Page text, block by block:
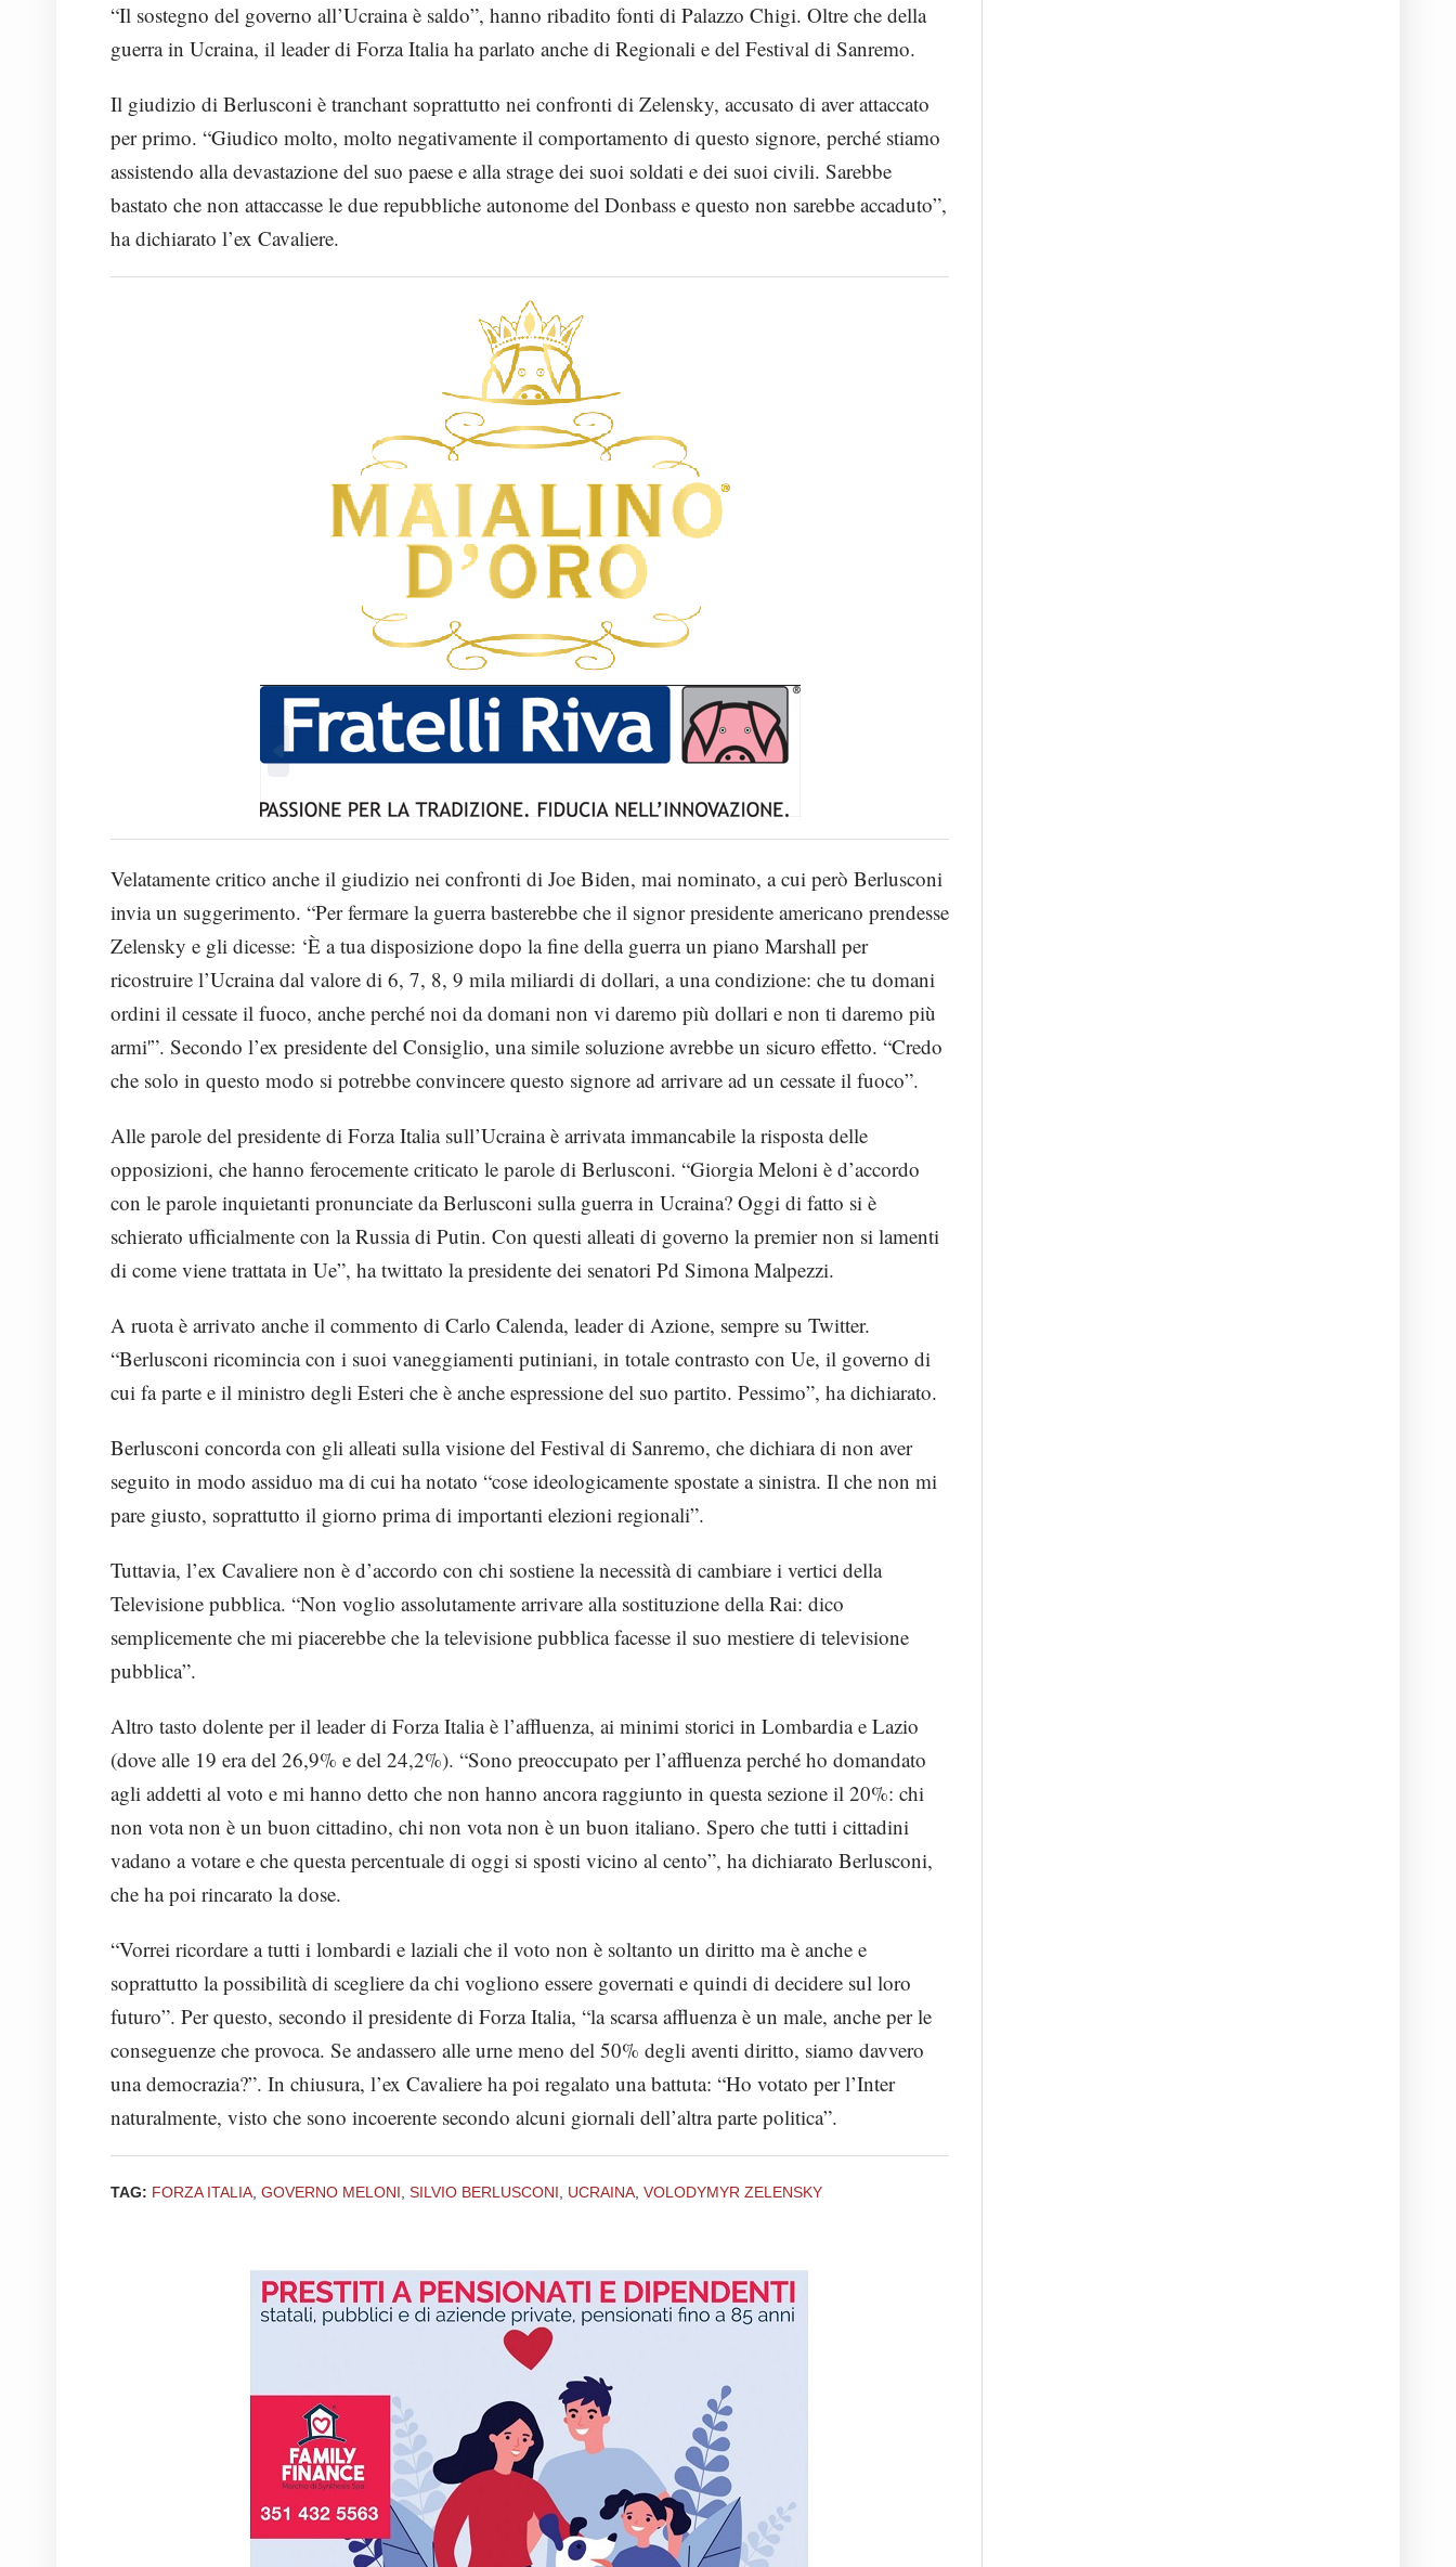
“Il sostegno del governo all’Ucraina è saldo”, hanno ribadito fonti di Palazzo Chigi. Oltre che della
guerra in Ucraina, il leader di Forza Italia ha parlato anche di Regionali e del Festival di Sanremo.
Il giudizio di Berlusconi è tranchant soprattutto nei confronti di Zelensky, accusato di aver attaccato
per primo. “Giudico molto, molto negativamente il comportamento di questo signore, perché stiamo
assistendo alla devastazione del suo paese e alla strage dei suoi soldati e dei suoi civili. Sarebbe
bastato che non attaccasse le due repubbliche autonome del Donbass e questo non sarebbe accaduto”,
ha dichiarato l’ex Cavaliere.
Velatamente critico anche il giudizio nei confronti di Joe Biden, mai nominato, a cui però Berlusconi
invia un suggerimento. “Per fermare la guerra basterebbe che il signor presidente americano prendesse
Zelensky e gli dicesse: ‘È a tua disposizione dopo la fine della guerra un piano Marshall per
ricostruire l’Ucraina dal valore di 6, 7, 8, 9 mila miliardi di dollari, a una condizione: che tu domani
ordini il cessate il fuoco, anche perché noi da domani non vi daremo più dollari e non ti daremo più
armi'”. Secondo l’ex presidente del Consiglio, una simile soluzione avrebbe un sicuro effetto. “Credo
che solo in questo modo si potrebbe convincere questo signore ad arrivare ad un cessate il fuoco”.
Alle parole del presidente di Forza Italia sull’Ucraina è arrivata immancabile la risposta delle
opposizioni, che hanno ferocemente criticato le parole di Berlusconi. “Giorgia Meloni è d’accordo
con le parole inquietanti pronunciate da Berlusconi sulla guerra in Ucraina? Oggi di fatto si è
schierato ufficialmente con la Russia di Putin. Con questi alleati di governo la premier non si lamenti
di come viene trattata in Ue”, ha twittato la presidente dei senatori Pd Simona Malpezzi.
A ruota è arrivato anche il commento di Carlo Calenda, leader di Azione, sempre su Twitter.
“Berlusconi ricomincia con i suoi vaneggiamenti putiniani, in totale contrasto con Ue, il governo di
cui fa parte e il ministro degli Esteri che è anche espressione del suo partito. Pessimo”, ha dichiarato.
Berlusconi concorda con gli alleati sulla visione del Festival di Sanremo, che dichiara di non aver
seguito in modo assiduo ma di cui ha notato “cose ideologicamente spostate a sinistra. Il che non mi
pare giusto, soprattutto il giorno prima di importanti elezioni regionali”.
Tuttavia, l’ex Cavaliere non è d’accordo con chi sostiene la necessità di cambiare i vertici della
Televisione pubblica. “Non voglio assolutamente arrivare alla sostituzione della Rai: dico
semplicemente che mi piacerebbe che la televisione pubblica facesse il suo mestiere di televisione
pubblica”.
Altro tasto dolente per il leader di Forza Italia è l’affluenza, ai minimi storici in Lombardia e Lazio
(dove alle 19 era del 26,9% e del 24,2%). “Sono preoccupato per l’affluenza perché ho domandato
agli addetti al voto e mi hanno detto che non hanno ancora raggiunto in questa sezione il 20%: chi
non vota non è un buon cittadino, chi non vota non è un buon italiano. Spero che tutti i cittadini
vadano a votare e che questa percentuale di oggi si sposti vicino al cento”, ha dichiarato Berlusconi,
che ha poi rincarato la dose.
“Vorrei ricordare a tutti i lombardi e laziali che il voto non è soltanto un diritto ma è anche e
soprattutto la possibilità di scegliere da chi vogliono essere governati e quindi di decidere sul loro
futuro”. Per questo, secondo il presidente di Forza Italia, “la scarsa affluenza è un male, anche per le
conseguenze che provoca. Se andassero alle urne meno del 50% degli aventi diritto, siamo davvero
una democrazia?”. In chiusura, l’ex Cavaliere ha poi regalato una battuta: “Ho votato per l’Inter
naturalmente, visto che sono incoerente secondo alcuni giornali dell’altra parte politica”.
TAG: FORZA ITALIA GOVERNO MELONI SILVIO BERLUSCONI UCRAINA VOLODYMYR ZELENSKY